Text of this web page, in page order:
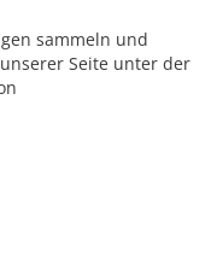
sammeln und
Seite unter der